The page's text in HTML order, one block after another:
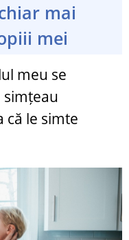
mai
mei
meu se
simțeau
că le simte